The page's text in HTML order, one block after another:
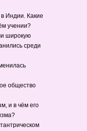
Индии. Какие
учении?
широкую
среди
общество
и в чём его